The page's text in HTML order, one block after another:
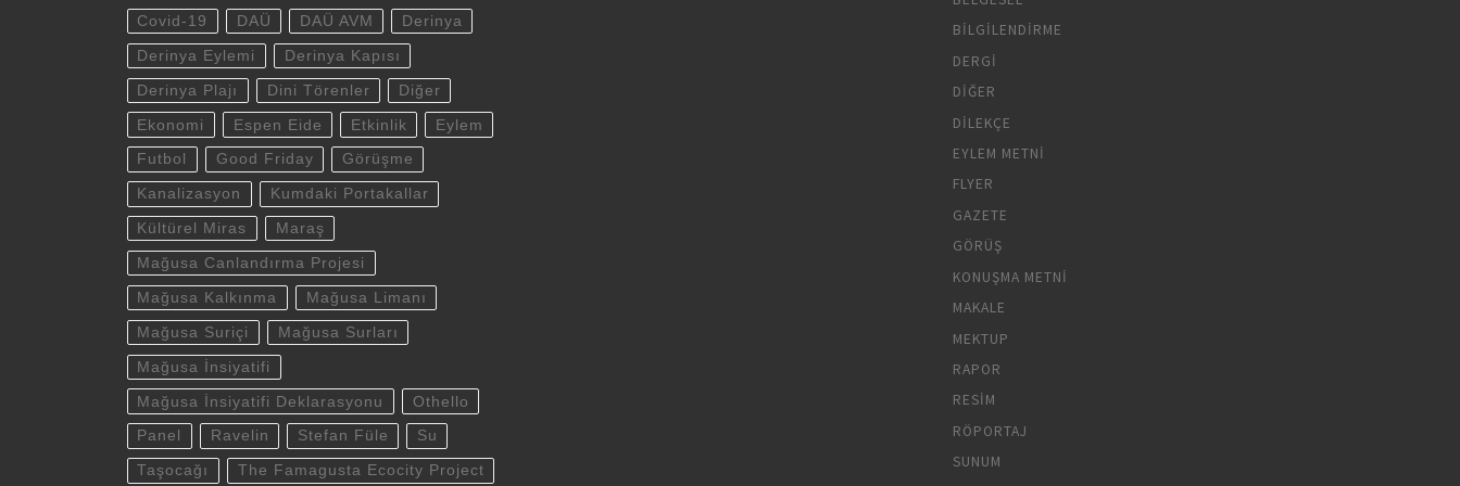
Covid-19 DAÜ DAÜ AVM Derinya
Derinya Eylemi Derinya Kapısı
Derinya Plajı Dini Törenler Diğer
Ekonomi Espen Eide Etkinlik Eylem
Futbol Good Friday Görüşme
Kanalizasyon Kumdaki Portakallar
Kültürel Miras Maraş
Mağusa Canlandırma Projesi
Mağusa Kalkınma Mağusa Limanı
Mağusa Suriçi Mağusa Surları
Mağusa İnsiyatifi
Mağusa İnsiyatifi Deklarasyonu Othello
Panel Ravelin Stefan Füle Su
Taşocağı The Famagusta Ecocity Project
BILGILENDIRME
DERGI
DIĞER
DILEKÇE
EYLEM METNI
FLYER
GAZETE
GÖRÜŞ
KONUŞMA METNI
MAKALE
MEKTUP
RAPOR
RESIM
RÖPORTAJ
SUNUM